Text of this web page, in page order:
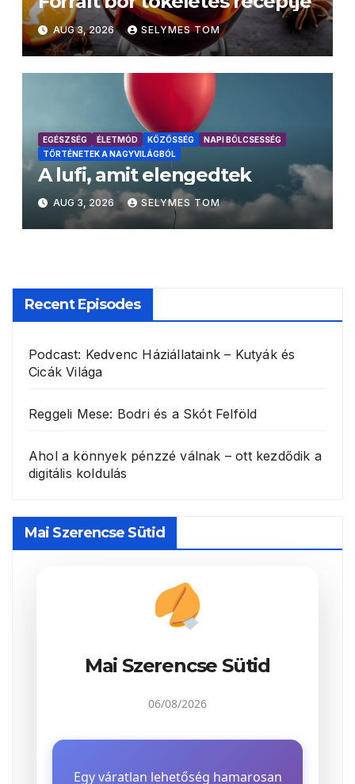
AUG 3, 2026 SELYMES TOM
EGÉSZSÉG ÉLETMÓD KÖZÖSSÉG
NAPI BÖLCSESSÉG
TÖRTÉNETEK A NAGYVILÁGBÓL
A lufi, amit elengedtek
AUG 3, 2026 SELYMES TOM
Recent Episodes
Podcast: Kedvenc Háziállataink – Kutyák és
Cicák Világa
Reggeli Mese: Bodri és a Skót Felföld
Ahol a könnyek pénzzé válnak – ott kezdődik a
digitális koldulás
Mai Szerencse Sütid
Mai Szerencse Sütid
06/08/2026
Egy váratlan lehetőség hamarosan